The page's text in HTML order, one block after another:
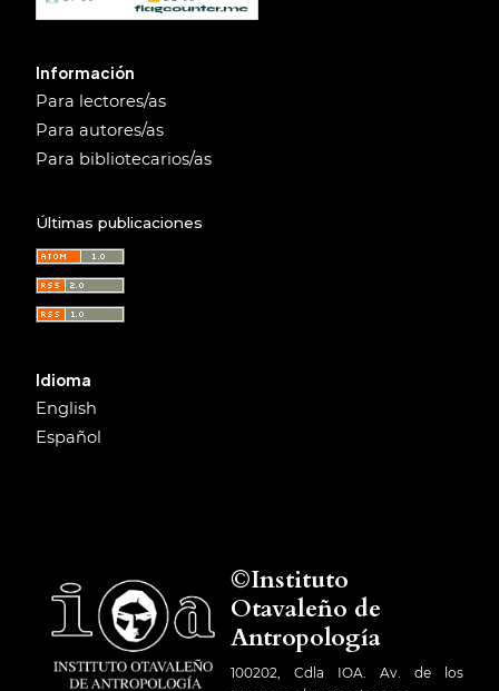
Información
Para lectores/as
Para autores/as
Para bibliotecarios/as
Últimas publicaciones
Idioma
English
Español
©Instituto
Otavaleño de
Antropología
100202, Cdla IOA. Av. de los